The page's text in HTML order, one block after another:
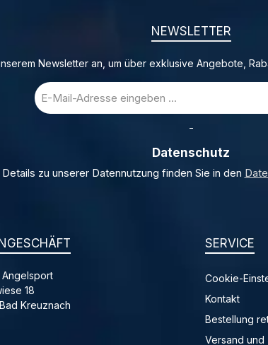
NEWSLETTER
Newsletter an, um über exklusive Angebote,
E-
Mail-
Datenschutz
Details zu unserer Datennutzung finden Sie in den
Angelsport
18
Kreuznach
SERVICE
Cookie-
Kontakt
Bestellung
Versand und